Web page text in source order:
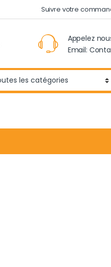
Suivre votre
Appelez
Email: